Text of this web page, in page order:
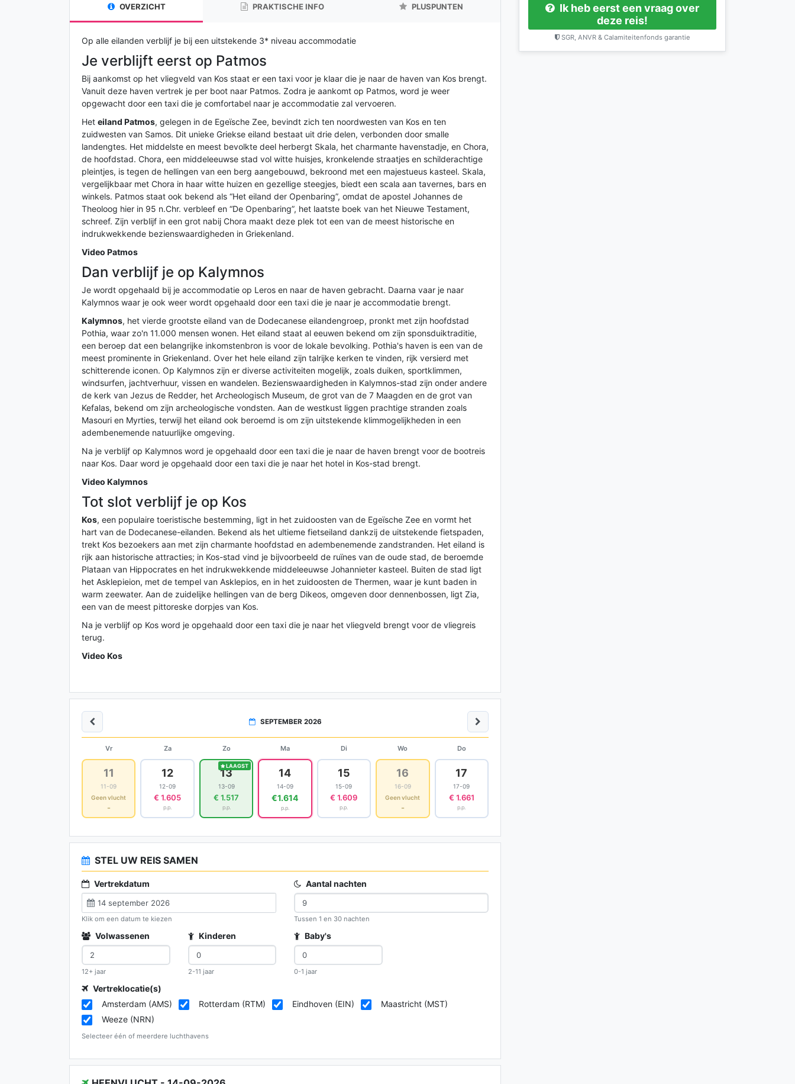
OVERZICHT PRAKTISCHE INFO PLUSPUNTEN
Op alle eilanden verblijf je bij een uitstekende 3* niveau accommodatie
Je verblijft eerst op Patmos
Bij aankomst op het vliegveld van Kos staat er een taxi voor je klaar die je naar de haven van Kos brengt.
Vanuit deze haven vertrek je per boot naar Patmos. Zodra je aankomt op Patmos, word je weer
opgewacht door een taxi die je comfortabel naar je accommodatie zal vervoeren.
Het eiland Patmos, gelegen in de Egeïsche Zee, bevindt zich ten noordwesten van Kos en ten
zuidwesten van Samos. Dit unieke Griekse eiland bestaat uit drie delen, verbonden door smalle
landengtes. Het middelste en meest bevolkte deel herbergt Skala, het charmante havenstadje, en Chora,
de hoofdstad. Chora, een middeleeuwse stad vol witte huisjes, kronkelende straatjes en schilderachtige
pleintjes, is tegen de hellingen van een berg aangebouwd, bekroond met een majestueus kasteel. Skala,
vergelijkbaar met Chora in haar witte huizen en gezellige steegjes, biedt een scala aan tavernes, bars en
winkels. Patmos staat ook bekend als “Het eiland der Openbaring”, omdat de apostel Johannes de
Theoloog hier in 95 n.Chr. verbleef en “De Openbaring”, het laatste boek van het Nieuwe Testament,
schreef. Zijn verblijf in een grot nabij Chora maakt deze plek tot een van de meest historische en
indrukwekkende bezienswaardigheden in Griekenland.
Video Patmos
Dan verblijf je op Kalymnos
Je wordt opgehaald bij je accommodatie op Leros en naar de haven gebracht. Daarna vaar je naar
Kalymnos waar je ook weer wordt opgehaald door een taxi die je naar je accommodatie brengt.
Kalymnos, het vierde grootste eiland van de Dodecanese eilandengroep, pronkt met zijn hoofdstad
Pothia, waar zo'n 11.000 mensen wonen. Het eiland staat al eeuwen bekend om zijn sponsduiktraditie,
een beroep dat een belangrijke inkomstenbron is voor de lokale bevolking. Pothia's haven is een van de
meest prominente in Griekenland. Over het hele eiland zijn talrijke kerken te vinden, rijk versierd met
schitterende iconen. Op Kalymnos zijn er diverse activiteiten mogelijk, zoals duiken, sportklimmen,
windsurfen, jachtverhuur, vissen en wandelen. Bezienswaardigheden in Kalymnos-stad zijn onder andere
de kerk van Jezus de Redder, het Archeologisch Museum, de grot van de 7 Maagden en de grot van
Kefalas, bekend om zijn archeologische vondsten. Aan de westkust liggen prachtige stranden zoals
Masouri en Myrties, terwijl het eiland ook beroemd is om zijn uitstekende klimmogelijkheden in een
adembenemende natuurlijke omgeving.
Na je verblijf op Kalymnos word je opgehaald door een taxi die je naar de haven brengt voor de bootreis
naar Kos. Daar word je opgehaald door een taxi die je naar het hotel in Kos-stad brengt.
Video Kalymnos
Tot slot verblijf je op Kos
Kos, een populaire toeristische bestemming, ligt in het zuidoosten van de Egeïsche Zee en vormt het
hart van de Dodecanese-eilanden. Bekend als het ultieme fietseiland dankzij de uitstekende fietspaden,
trekt Kos bezoekers aan met zijn charmante hoofdstad en adembenemende zandstranden. Het eiland is
rijk aan historische attracties; in Kos-stad vind je bijvoorbeeld de ruïnes van de oude stad, de beroemde
Plataan van Hippocrates en het indrukwekkende middeleeuwse Johannieter kasteel. Buiten de stad ligt
het Asklepieion, met de tempel van Asklepios, en in het zuidoosten de Thermen, waar je kunt baden in
warm zeewater. Aan de zuidelijke hellingen van de berg Dikeos, omgeven door dennenbossen, ligt Zia,
een van de meest pittoreske dorpjes van Kos.
Na je verblijf op Kos word je opgehaald door een taxi die je naar het vliegveld brengt voor de vliegreis
terug.
Video Kos
SEPTEMBER 2026
Vr Za Zo Ma Di Wo Do
11
11-09
Geen vlucht
-
12
12-09
€ 1.605
p.p.
LAAGST
13
13-09
€ 1.517
p.p.
14
14-09
€1.614
p.p.
15
15-09
€ 1.609
p.p.
16
16-09
Geen vlucht
-
17
17-09
€ 1.661
p.p.
STEL UW REIS SAMEN
Vertrekdatum
Klik om een datum te kiezen
Aantal nachten
Tussen 1 en 30 nachten
Volwassenen
12+ jaar
Kinderen
2-11 jaar
Baby's
0-1 jaar
Vertreklocatie(s)
Amsterdam (AMS)
Rotterdam (RTM) Eindhoven (EIN)
Maastricht (MST)
Weeze (NRN)
Selecteer één of meerdere luchthavens
Ik heb eerst een vraag over
deze reis!
SGR, ANVR & Calamiteitenfonds garantie